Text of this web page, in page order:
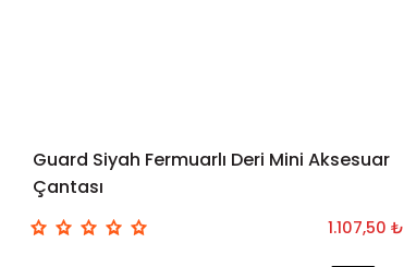
SEPETE EKLE
Guard Siyah Fermuarlı Deri Mini Aksesuar
Çantası
1.107,50 ₺